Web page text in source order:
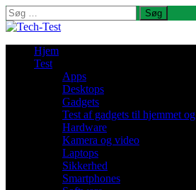
Søg
efter:
Hjem
Test
Apps
Desktops
Gadgets
Test af gadgets til hjemmet
Hardware
Kamera og video
Laptops
Sikkerhed
Smartphones